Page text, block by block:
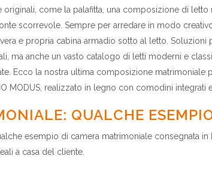
come la palafitta, una composizione di
scorrevole. Sempre per arredare in modo
e propria cabina armadio sotto al letto.
ma anche un vasto catalogo di letti moderni e
Ecco la nostra ultima composizione matrimoniale
MODUS, realizzato in legno con comodini integrati
QUALCHE
esempio di camera matrimoniale consegnata
a casa del cliente.